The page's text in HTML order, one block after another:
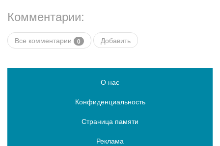
Комментарии:
Все комментарии 0 Добавить
О нас
Конфиденциальность
Страница памяти
Реклама